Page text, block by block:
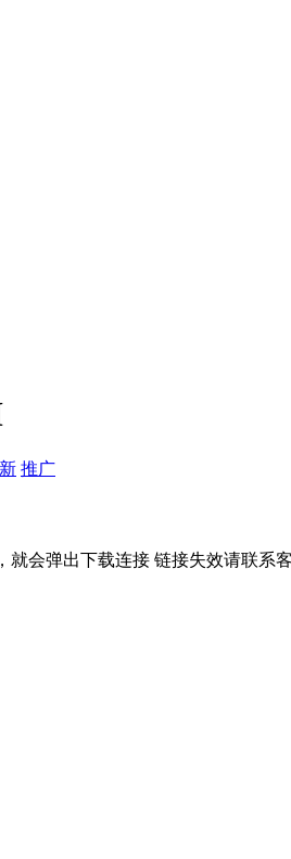
推广
会弹出下载连接 链接失效请联系客